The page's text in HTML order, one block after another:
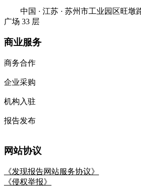
中国 · 江苏 · 苏州市工业园区旺墩
广场 33 层
商业服务
商务合作
企业采购
机构入驻
报告发布
网站协议
《发现报告网站服务协议》
《侵权举报》